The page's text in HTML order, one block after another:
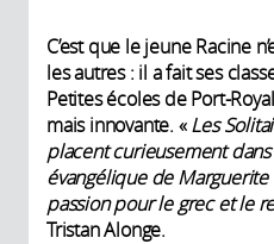
C’est que le jeune Racine
les autres : il a fait ses
Petites écoles de Port-
mais innovante. «Les
placent curieusement
évangélique de
passion pour le grec et le
Tristan Alonge.